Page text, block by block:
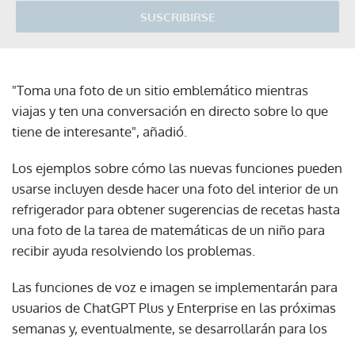
SUSCRIBIRSE
"Toma una foto de un sitio emblemático mientras
viajas y ten una conversación en directo sobre lo que
tiene de interesante", añadió.
Los ejemplos sobre cómo las nuevas funciones pueden
usarse incluyen desde hacer una foto del interior de un
refrigerador para obtener sugerencias de recetas hasta
una foto de la tarea de matemáticas de un niño para
recibir ayuda resolviendo los problemas.
Las funciones de voz e imagen se implementarán para
usuarios de ChatGPT Plus y Enterprise en las próximas
semanas y, eventualmente, se desarrollarán para los